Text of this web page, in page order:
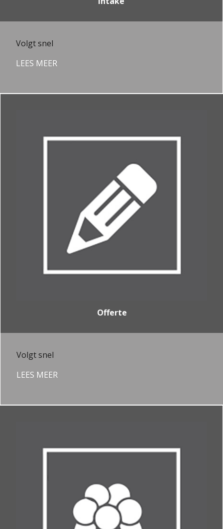
Volgt snel
LEES MEER
Offerte
Volgt snel
LEES MEER